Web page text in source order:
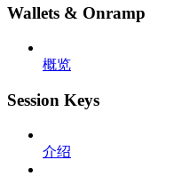
Wallets & Onramp
概览
Session Keys
介绍